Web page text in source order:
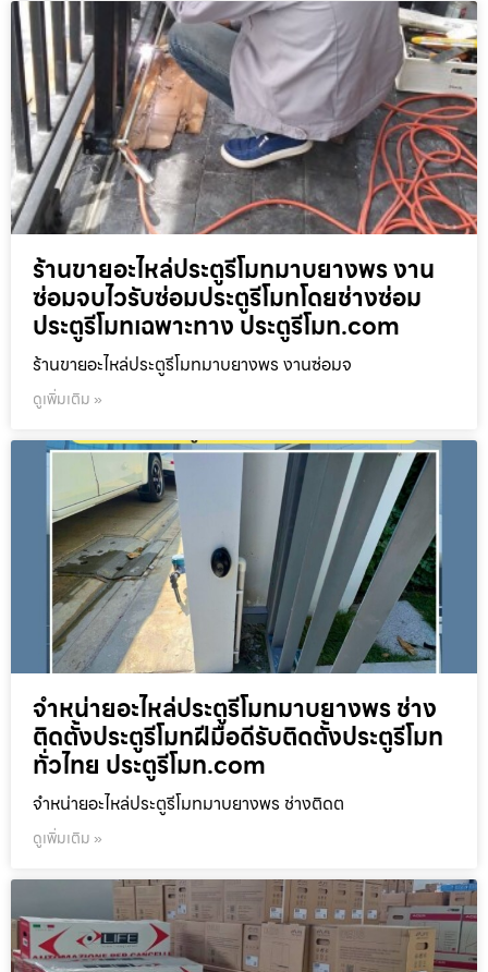
ร้านขายอะไหล่ประตูรีโมทมาบยางพร งาน
ซ่อมจบไวรับซ่อมประตูรีโมทโดยช่างซ่อม
ประตูรีโมทเฉพาะทาง ประตูรีโมท.com
ร้านขายอะไหล่ประตูรีโมทมาบยางพร งานซ่อมจ
ดูเพิ่มเติม »
จำหน่ายอะไหล่ประตูรีโมทมาบยางพร ช่าง
ติดตั้งประตูรีโมทฝีมือดีรับติดตั้งประตูรีโมท
ทั่วไทย ประตูรีโมท.com
จำหน่ายอะไหล่ประตูรีโมทมาบยางพร ช่างติดต
ดูเพิ่มเติม »